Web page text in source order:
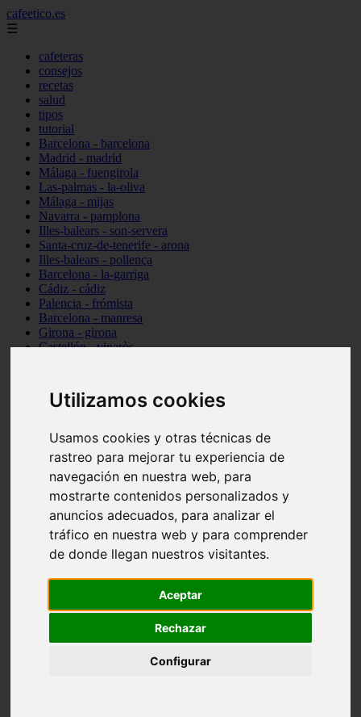
Utilizamos cookies
Usamos cookies y otras técnicas de
rastreo para mejorar tu experiencia de
navegación en nuestra web, para
mostrarte contenidos personalizados y
anuncios adecuados, para analizar el
tráfico en nuestra web y para comprender
de donde llegan nuestros visitantes.
Aceptar
Rechazar
Configurar
cafeetico.es
☰
cafeteras
consejos
recetas
salud
tipos
tutorial
Barcelona - barcelona
Madrid - madrid
Málaga - fuengirola
Las-palmas - la-oliva
Málaga - mijas
Navarra - pamplona
Illes-balears - son-servera
Santa-cruz-de-tenerife - arona
Illes-balears - pollença
Barcelona - la-garriga
Cádiz - cádiz
Palencia - frómista
Barcelona - manresa
Girona - girona
Castellón - vinaròs
Málaga - nerja
Girona - blanes
Málaga - marbella
Asturias - gijón
Girona - figueres
Alicante - santa-pola
Almería - roquetas-de-mar
Girona - tossa-de-mar
Barcelona - sant-cugat-del-vallès
Alicante - l39alfàs-del-pi
Barcelona - vilanova-i-la-geltrú
Castellón - peñíscola
Illes-balears - sant-josep-de-sa-talaia